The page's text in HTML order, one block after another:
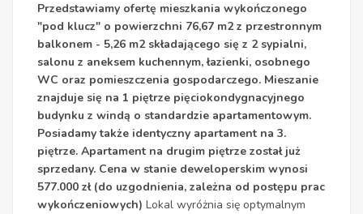
Przedstawiamy ofertę mieszkania wykończonego
"pod klucz" o powierzchni 76,67 m2 z przestronnym
balkonem - 5,26 m2 składającego się z 2 sypialni,
salonu z aneksem kuchennym, łazienki, osobnego
WC oraz pomieszczenia gospodarczego. Mieszanie
znajduje się na 1 piętrze pięciokondygnacyjnego
budynku z windą o standardzie apartamentowym.
Posiadamy także identyczny apartament na 3.
piętrze. Apartament na drugim piętrze został już
sprzedany. Cena w stanie deweloperskim wynosi
577.000 zł (do uzgodnienia, zależna od postępu prac
wykończeniowych) Lokal wyróżnia się optymalnym